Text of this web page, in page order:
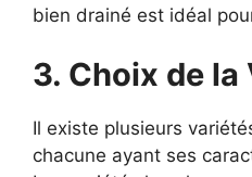
bien drainé est idéal
3. Choix de la
Il existe plusieurs
chacune ayant ses